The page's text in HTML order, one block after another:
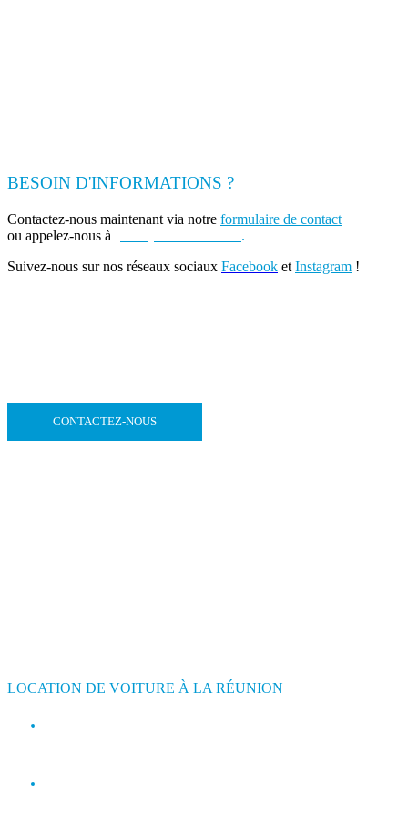
BESOIN D'INFORMATIONS ?
Contactez-nous maintenant via notre formulaire de contact
ou appelez-nous à
.
Suivez-nous sur nos réseaux sociaux Facebook et Instagram !
CONTACTEZ-NOUS
LOCATION DE VOITURE À LA RÉUNION
0693 39 80 30